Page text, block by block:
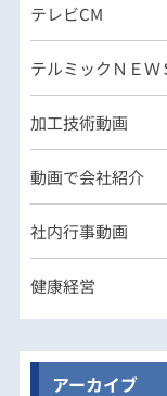
テレビCM
テルミックＮＥＷ
加工技術動画
動画で会社紹介
社内行事動画
健康経営
アーカイブ